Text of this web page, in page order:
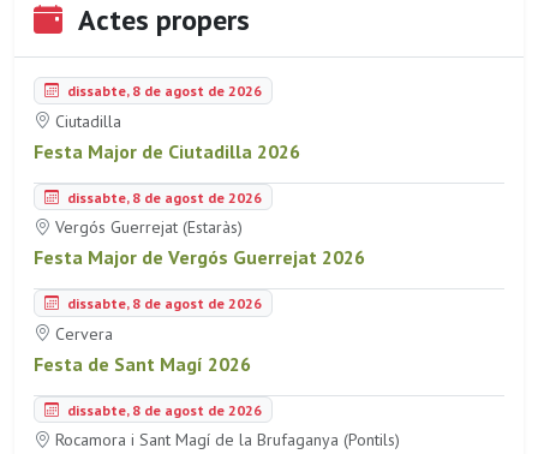
Actes propers
dissabte, 8 de agost de 2026
Ciutadilla
Festa Major de Ciutadilla 2026
dissabte, 8 de agost de 2026
Vergós Guerrejat (Estaràs)
Festa Major de Vergós Guerrejat 2026
dissabte, 8 de agost de 2026
Cervera
Festa de Sant Magí 2026
dissabte, 8 de agost de 2026
Rocamora i Sant Magí de la Brufaganya (Pontils)